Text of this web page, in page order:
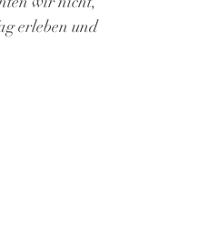
erleben und